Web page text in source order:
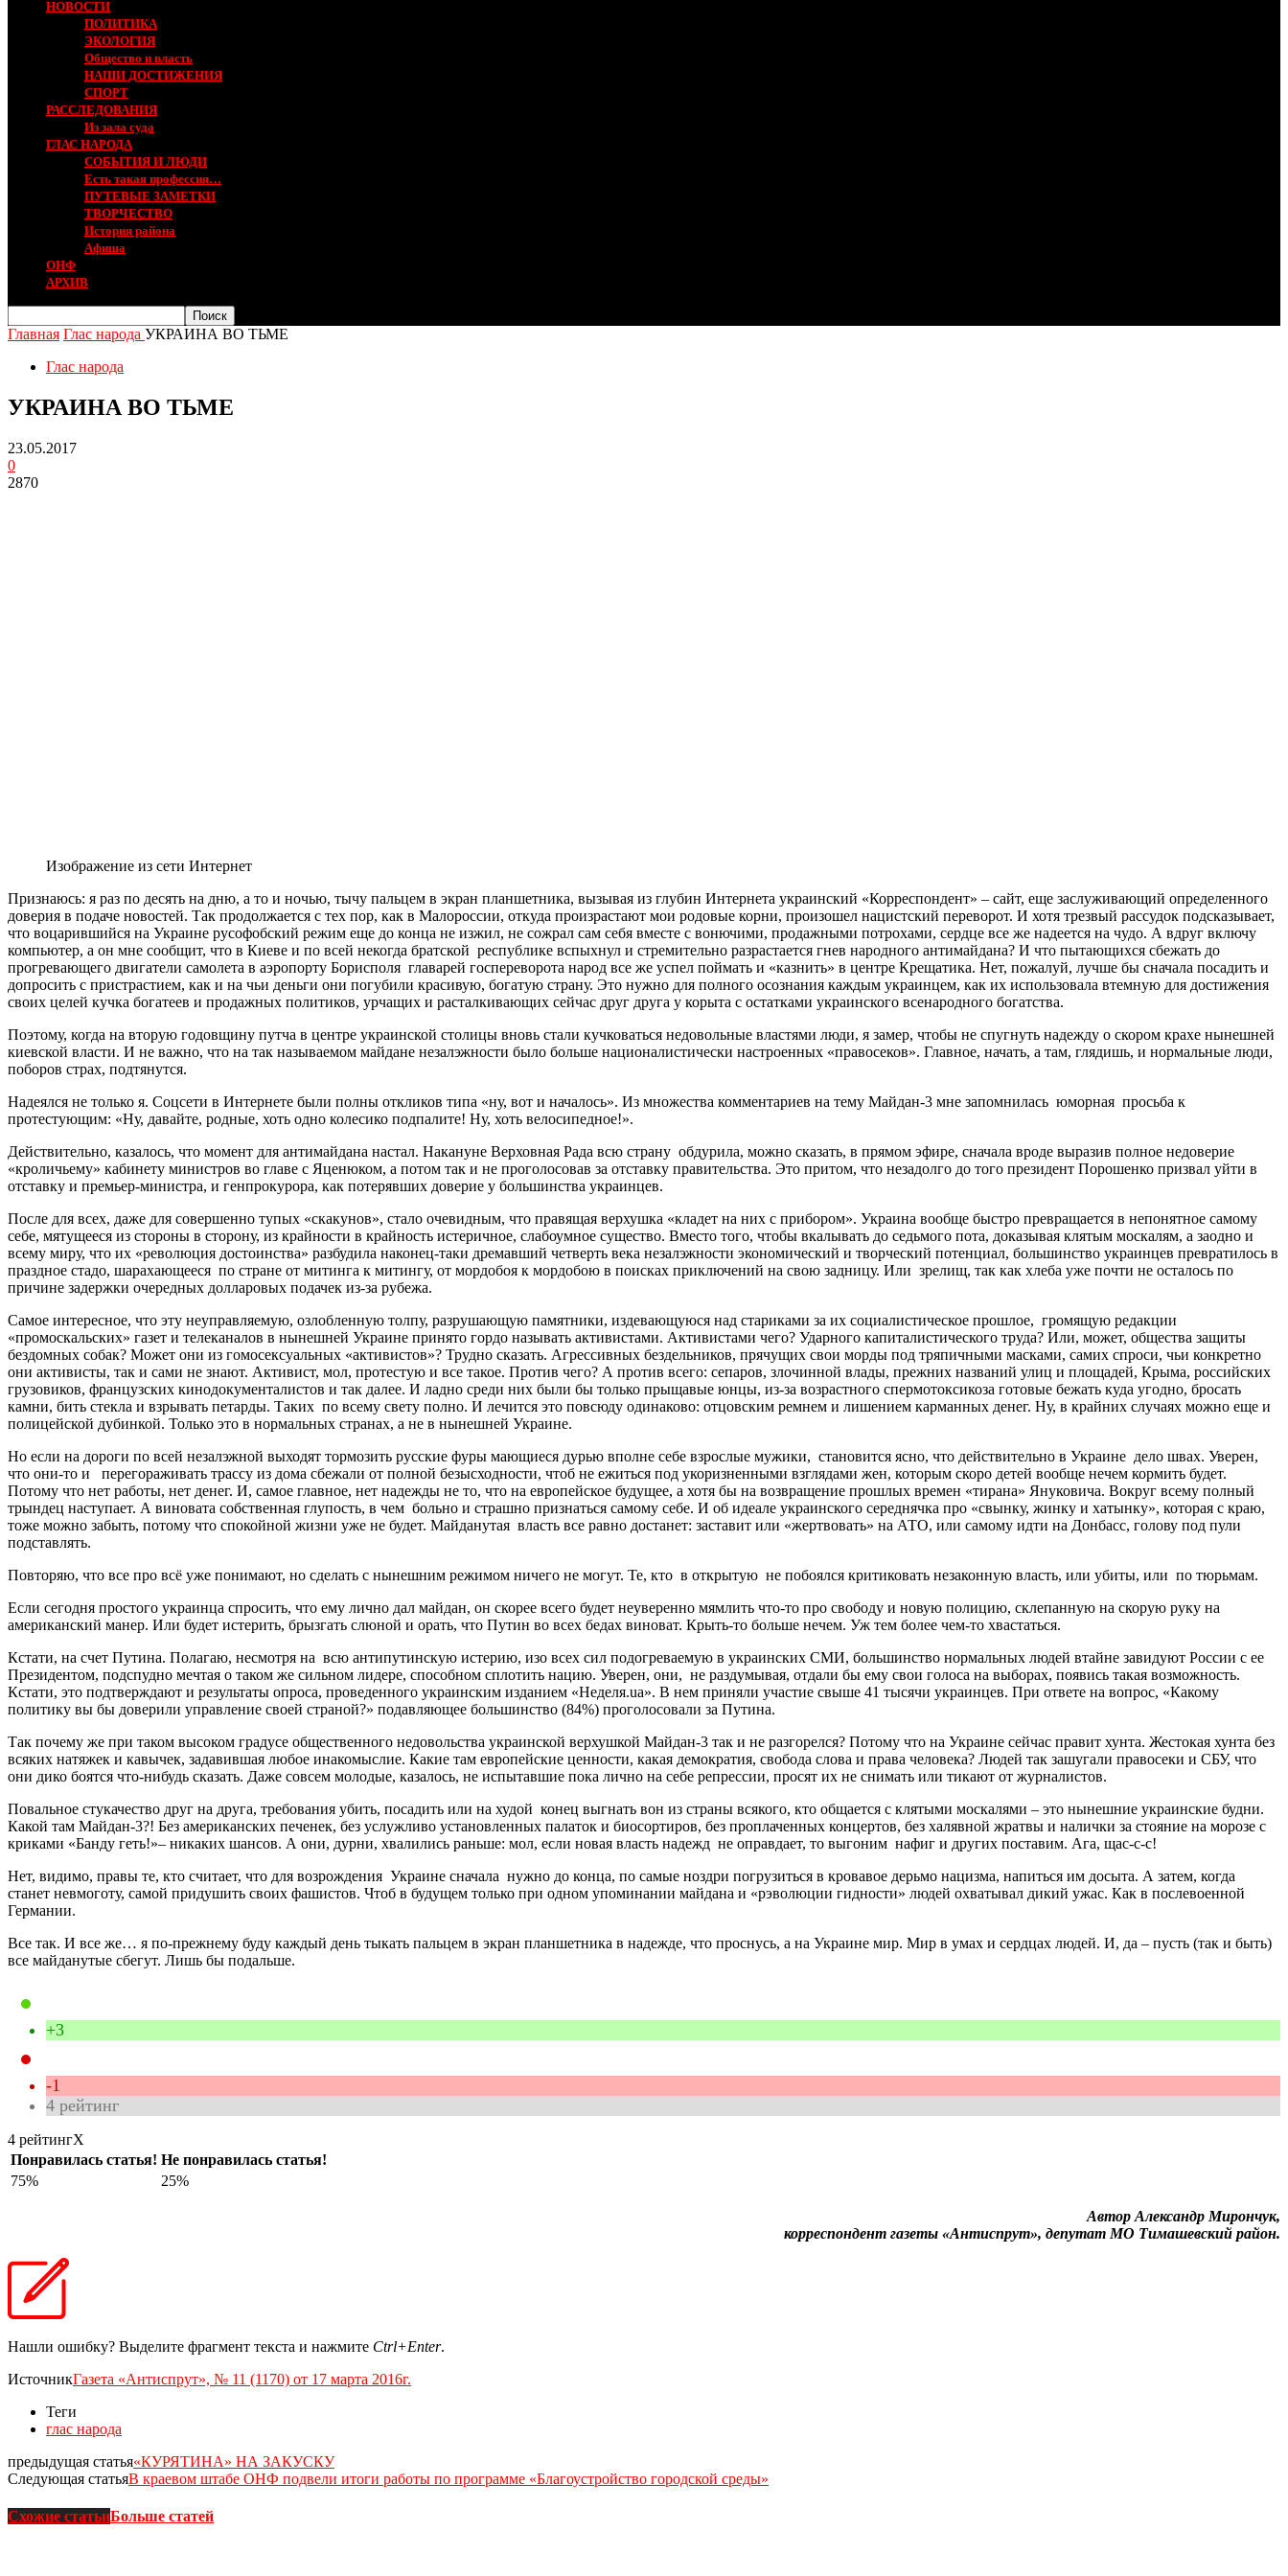
НОВОСТИ
ПОЛИТИКА
ЭКОЛОГИЯ
Общество и власть
НАШИ ДОСТИЖЕНИЯ
СПОРТ
РАССЛЕДОВАНИЯ
Из зала суда
ГЛАС НАРОДА
СОБЫТИЯ И ЛЮДИ
Есть такая профессия…
ПУТЕВЫЕ ЗАМЕТКИ
ТВОРЧЕСТВО
История района
Афиша
ОНФ
АРХИВ
Главная Глас народа УКРАИНА ВО ТЬМЕ
Глас народа
УКРАИНА ВО ТЬМЕ
23.05.2017
0
2870
Изображение из сети Интернет
Признаюсь: я раз по десять на дню, а то и ночью, тычу пальцем в экран планшетника, вызывая из глубин Интернета украинский «Корреспондент» – сайт, еще заслуживающий определенного
доверия в подаче новостей. Так продолжается с тех пор, как в Малороссии, откуда произрастают мои родовые корни, произошел нацистский переворот. И хотя трезвый рассудок подсказывает,
что воцарившийся на Украине русофобский режим еще до конца не изжил, не сожрал сам себя вместе с вонючими, продажными потрохами, сердце все же надеется на чудо. А вдруг включу
компьютер, а он мне сообщит, что в Киеве и по всей некогда братской республике вспыхнул и стремительно разрастается гнев народного антимайдана? И что пытающихся сбежать до
прогревающего двигатели самолета в аэропорту Борисполя главарей госпереворота народ все же успел поймать и «казнить» в центре Крещатика. Нет, пожалуй, лучше бы сначала посадить и
допросить с пристрастием, как и на чьи деньги они погубили красивую, богатую страну. Это нужно для полного осознания каждым украинцем, как их использовала втемную для достижения
своих целей кучка богатеев и продажных политиков, урчащих и расталкивающих сейчас друг друга у корыта с остатками украинского всенародного богатства.
Поэтому, когда на вторую годовщину путча в центре украинской столицы вновь стали кучковаться недовольные властями люди, я замер, чтобы не спугнуть надежду о скором крахе нынешней
киевской власти. И не важно, что на так называемом майдане незалэжности было больше националистически настроенных «правосеков». Главное, начать, а там, глядишь, и нормальные люди,
поборов страх, подтянутся.
Надеялся не только я. Соцсети в Интернете были полны откликов типа «ну, вот и началось». Из множества комментариев на тему Майдан-3 мне запомнилась юморная просьба к
протестующим: «Ну, давайте, родные, хоть одно колесико подпалите! Ну, хоть велосипедное!».
Действительно, казалось, что момент для антимайдана настал. Накануне Верховная Рада всю страну обдурила, можно сказать, в прямом эфире, сначала вроде выразив полное недоверие
«кроличьему» кабинету министров во главе с Яценюком, а потом так и не проголосовав за отставку правительства. Это притом, что незадолго до того президент Порошенко призвал уйти в
отставку и премьер-министра, и генпрокурора, как потерявших доверие у большинства украинцев.
После для всех, даже для совершенно тупых «скакунов», стало очевидным, что правящая верхушка «кладет на них с прибором». Украина вообще быстро превращается в непонятное самому
себе, мятущееся из стороны в сторону, из крайности в крайность истеричное, слабоумное существо. Вместо того, чтобы вкалывать до седьмого пота, доказывая клятым москалям, а заодно и
всему миру, что их «революция достоинства» разбудила наконец-таки дремавший четверть века незалэжности экономический и творческий потенциал, большинство украинцев превратилось в
праздное стадо, шарахающееся по стране от митинга к митингу, от мордобоя к мордобою в поисках приключений на свою задницу. Или зрелищ, так как хлеба уже почти не осталось по
причине задержки очередных долларовых подачек из-за рубежа.
Самое интересное, что эту неуправляемую, озлобленную толпу, разрушающую памятники, издевающуюся над стариками за их социалистическое прошлое, громящую редакции
«промоскальских» газет и телеканалов в нынешней Украине принято гордо называть активистами. Активистами чего? Ударного капиталистического труда? Или, может, общества защиты
бездомных собак? Может они из гомосексуальных «активистов»? Трудно сказать. Агрессивных бездельников, прячущих свои морды под тряпичными масками, самих спроси, чьи конкретно
они активисты, так и сами не знают. Активист, мол, протестую и все такое. Против чего? А против всего: сепаров, злочинной влады, прежних названий улиц и площадей, Крыма, российских
грузовиков, французских кинодокументалистов и так далее. И ладно среди них были бы только прыщавые юнцы, из-за возрастного спермотоксикоза готовые бежать куда угодно, бросать
камни, бить стекла и взрывать петарды. Таких по всему свету полно. И лечится это повсюду одинаково: отцовским ремнем и лишением карманных денег. Ну, в крайних случаях можно еще и
полицейской дубинкой. Только это в нормальных странах, а не в нынешней Украине.
Но если на дороги по всей незалэжной выходят тормозить русские фуры мающиеся дурью вполне себе взрослые мужики, становится ясно, что действительно в Украине дело швах. Уверен,
что они-то и перегораживать трассу из дома сбежали от полной безысходности, чтоб не ежиться под укоризненными взглядами жен, которым скоро детей вообще нечем кормить будет.
Потому что нет работы, нет денег. И, самое главное, нет надежды не то, что на европейское будущее, а хотя бы на возвращение прошлых времен «тирана» Януковича. Вокруг всему полный
трындец наступает. А виновата собственная глупость, в чем больно и страшно признаться самому себе. И об идеале украинского середнячка про «свынку, жинку и хатынку», которая с краю,
тоже можно забыть, потому что спокойной жизни уже не будет. Майданутая власть все равно достанет: заставит или «жертвовать» на АТО, или самому идти на Донбасс, голову под пули
подставлять.
Повторяю, что все про всё уже понимают, но сделать с нынешним режимом ничего не могут. Те, кто в открытую не побоялся критиковать незаконную власть, или убиты, или по тюрьмам.
Если сегодня простого украинца спросить, что ему лично дал майдан, он скорее всего будет неуверенно мямлить что-то про свободу и новую полицию, склепанную на скорую руку на
американский манер. Или будет истерить, брызгать слюной и орать, что Путин во всех бедах виноват. Крыть-то больше нечем. Уж тем более чем-то хвастаться.
Кстати, на счет Путина. Полагаю, несмотря на всю антипутинскую истерию, изо всех сил подогреваемую в украинских СМИ, большинство нормальных людей втайне завидуют России с ее
Президентом, подспудно мечтая о таком же сильном лидере, способном сплотить нацию. Уверен, они, не раздумывая, отдали бы ему свои голоса на выборах, появись такая возможность.
Кстати, это подтверждают и результаты опроса, проведенного украинским изданием «Неделя.ua». В нем приняли участие свыше 41 тысячи украинцев. При ответе на вопрос, «Какому
политику вы бы доверили управление своей страной?» подавляющее большинство (84%) проголосовали за Путина.
Так почему же при таком высоком градусе общественного недовольства украинской верхушкой Майдан-3 так и не разгорелся? Потому что на Украине сейчас правит хунта. Жестокая хунта без
всяких натяжек и кавычек, задавившая любое инакомыслие. Какие там европейские ценности, какая демократия, свобода слова и права человека? Людей так зашугали правосеки и СБУ, что
они дико боятся что-нибудь сказать. Даже совсем молодые, казалось, не испытавшие пока лично на себе репрессии, просят их не снимать или тикают от журналистов.
Повальное стукачество друг на друга, требования убить, посадить или на худой конец выгнать вон из страны всякого, кто общается с клятыми москалями – это нынешние украинские будни.
Какой там Майдан-3?! Без американских печенек, без услужливо установленных палаток и биосортиров, без проплаченных концертов, без халявной жратвы и налички за стояние на морозе с
криками «Банду геть!»– никаких шансов. А они, дурни, хвалились раньше: мол, если новая власть надежд не оправдает, то выгоним нафиг и других поставим. Ага, щас-с-с!
Нет, видимо, правы те, кто считает, что для возрождения Украине сначала нужно до конца, по самые ноздри погрузиться в кровавое дерьмо нацизма, напиться им досыта. А затем, когда
станет невмоготу, самой придушить своих фашистов. Чтоб в будущем только при одном упоминании майдана и «рэволюции гидности» людей охватывал дикий ужас. Как в послевоенной
Германии.
Все так. И все же… я по-прежнему буду каждый день тыкать пальцем в экран планшетника в надежде, что проснусь, а на Украине мир. Мир в умах и сердцах людей. И, да – пусть (так и быть)
все майданутые сбегут. Лишь бы подальше.
+3
-1
4 рейтинг
4 рейтингX
Понравилась статья! Не понравилась статья!
75%
25%
Автор Александр Мирончук,
корреспондент газеты «Антиспрут», депутат МО Тимашевский район.
Нашли ошибку? Выделите фрагмент текста и нажмите Ctrl+Enter.
ИсточникГазета «Антиспрут», № 11 (1170) от 17 марта 2016г.
Теги
глас народа
предыдущая статья«КУРЯТИНА» НА ЗАКУСКУ
Следующая статьяВ краевом штабе ОНФ подвели итоги работы по программе «Благоустройство городской среды»
Схожие статьиБольше статей